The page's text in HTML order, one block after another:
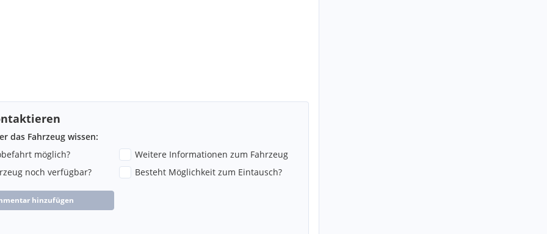
das Fahrzeug wissen:
möglich?
Weitere Informationen zum Fahrzeug
noch verfügbar?
Besteht Möglichkeit zum Eintausch?
hinzufügen